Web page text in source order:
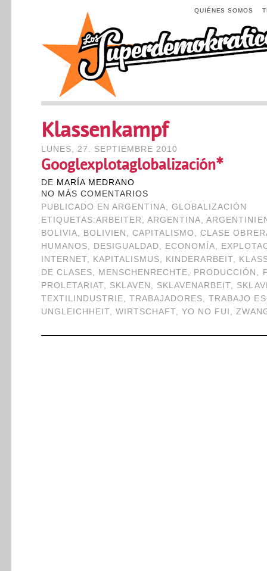
QUIÉNES SOMOS
Klassenkampf
LUNES, 27. SEPTIEMBRE 2010
Googlexplotaglobalización*
DE MARÍA MEDRANO
NO MÁS COMENTARIOS
PUBLICADO EN ARGENTINA,GLOBALIZACIÓN
ETIQUETAS:ARBEITER ,ARGENTINA,
BOLIVIA, BOLIVIEN , CAPITALISMO ,CLASE
HUMANOS, DESIGUALDAD, ECONOMÍA,
INTERNET, KAPITALISMUS, KINDERARBEIT,
DE CLASES, MENSCHENRECHTE, PRODUCCIÓN ,
PROLETARIAT, SKLAVEN , SKLAVENARBEIT,
TEXTILINDUSTRIE, TRABAJADORES,TRABAJO
UNGLEICHHEIT, WIRTSCHAFT,YO NO FUI ,